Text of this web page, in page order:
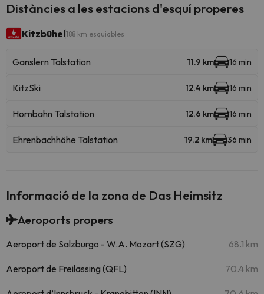
Distàncies a les estacions d'esquí properes
Kitzbühel188 km esquiables
Ganslern Talstation 11.9 km 16 min
KitzSki 12.4 km 16 min
Hornbahn Talstation 12.6 km 16 min
Ehrenbachhöhe Talstation 19.2 km 36 min
Informació de la zona de Das Heimsitz
Aeroports propers
Aeroport de Salzburgo - W.A. Mozart (SZG) 68.1 km
Aeroport de Freilassing (QFL) 70.4 km